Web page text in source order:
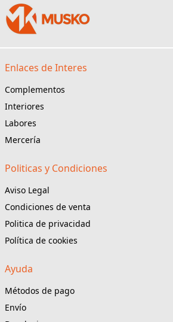
Enlaces de Interes
Complementos
Interiores
Labores
Mercería
Politicas y Condiciones
Aviso Legal
Condiciones de venta
Politica de privacidad
Política de cookies
Ayuda
Métodos de pago
Envío